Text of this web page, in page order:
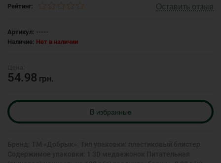
Рейтинг: Оставить отзыв
Артикул: -----
Наличие: Нет в наличии
54.98 грн.
B избранные